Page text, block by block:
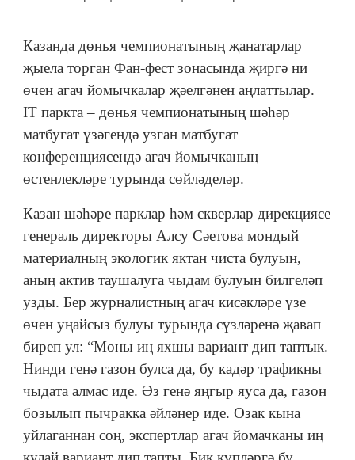
Казанда дөнья чемпионатының җанатарлар
җыела торган Фан-фест зонасында җиргә ни
өчен агач йомычкалар җәелгәнен аңлаттылар.
IT паркта – дөнья чемпионатының шәһәр
матбугат үзәгендә узган матбугат
конференциясендә агач йомычканың
өстенлекләре турында сөйләделәр.
Казан шәһәре парклар һәм скверлар дирекциясе
генераль директоры Алсу Сәетова мондый
материалның экологик яктан чиста булуын,
аның актив таушалуга чыдам булуын билгеләп
узды. Бер журналистның агач кисәкләре үзе
өчен уңайсыз булуы турында сүзләренә җавап
биреп ул: “Моны иң яхшы вариант дип таптык.
Нинди генә газон булса да, бу кадәр трафикны
чыдата алмас иде. Әз генә яңгыр яуса да, газон
бозылып пычракка әйләнер иде. Озак кына
уйлаганнан соң, экспертлар агач йомачканы иң